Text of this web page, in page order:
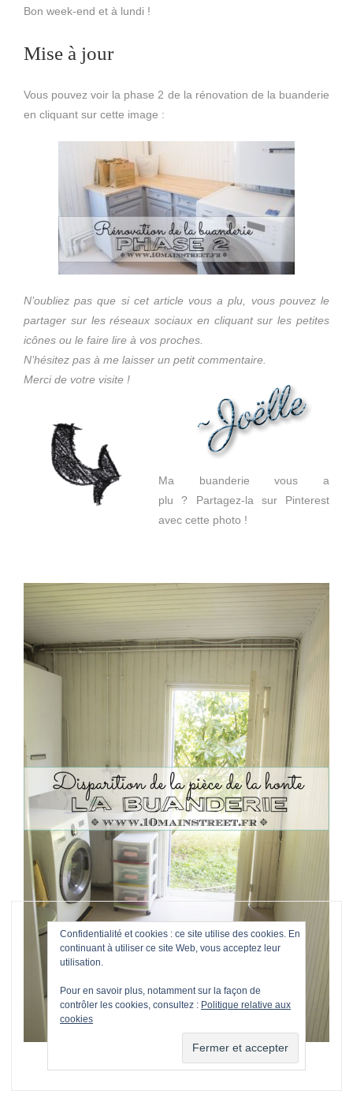
Bon week-end et à lundi !
Mise à jour
Vous pouvez voir la phase 2 de la rénovation de la buanderie
en cliquant sur cette image :
N’oubliez pas que si cet article vous a plu, vous pouvez le
partager sur les réseaux sociaux en cliquant sur les petites
icônes ou le faire lire à vos proches.
N’hésitez pas à me laisser un petit commentaire.
Merci de votre visite !
Ma buanderie vous a
plu ? Partagez-la sur Pinterest
avec cette photo !
Confidentialité et cookies : ce site utilise des cookies. En
continuant à utiliser ce site Web, vous acceptez leur
utilisation.
Pour en savoir plus, notamment sur la façon de
contrôler les cookies, consultez : Politique relative aux
cookies